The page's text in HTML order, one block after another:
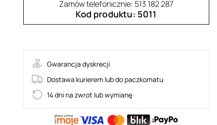
Zamów telefonicznie: 513 182 287
Kod produktu: 5011
Gwarancja dyskrecji
Dostawa kurierem lub do paczkomatu
14 dni na zwrot lub wymianę